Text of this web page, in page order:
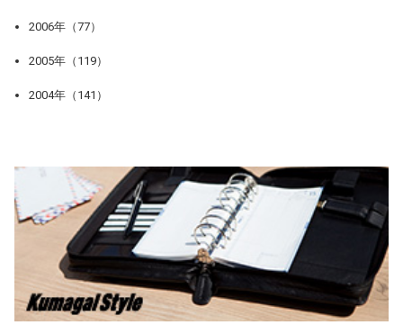
2006年（77）
2005年（119）
2004年（141）